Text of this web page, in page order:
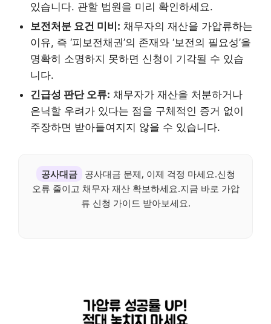
있습니다. 관할 법원을 미리 확인하세요.
보전처분 요건 미비: 채무자의 재산을 가압류하는
이유, 즉 ‘피보전채권’의 존재와 ‘보전의 필요성’을
명확히 소명하지 못하면 신청이 기각될 수 있습
니다.
긴급성 판단 오류: 채무자가 재산을 처분하거나
은닉할 우려가 있다는 점을 구체적인 증거 없이
주장하면 받아들여지지 않을 수 있습니다.
공사대금
공사대금 문제, 이제 걱정 마세요.신청
오류 줄이고 채무자 재산 확보하세요.지금 바로 가압
류 신청 가이드 받아보세요.